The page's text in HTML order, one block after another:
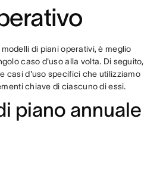
di piani operativi, è meglio
caso d'uso alla volta. Di seguito,
casi d'uso specifici che utilizziamo
chiave di ciascuno di essi.
piano annuale